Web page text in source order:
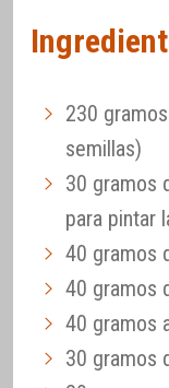
230
semillas)
30 gramos
para pintar
40 gramos
40 gramos
40 gramos
30 gramos